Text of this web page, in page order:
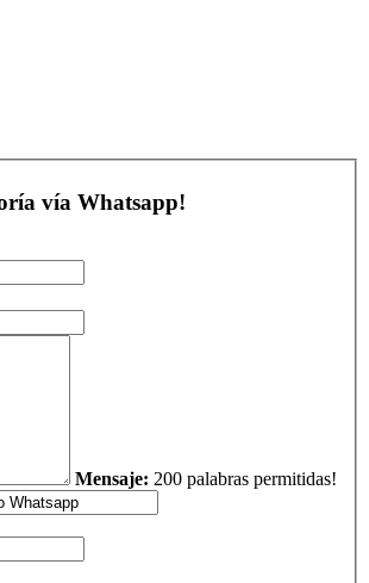
vía Whatsapp!
Mensaje: 200 palabras permitidas!